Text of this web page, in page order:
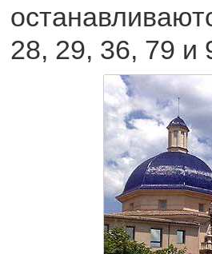
28, 29, 36, 79 и